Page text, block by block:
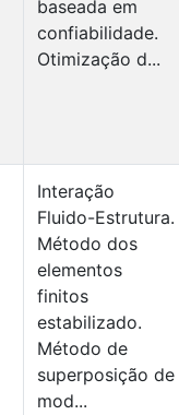
baseada em
confiabilidade.
Otimização d...
Interação
Fluido-Estrutura.
Método dos
elementos
finitos
estabilizado.
Método de
superposição de
mod...